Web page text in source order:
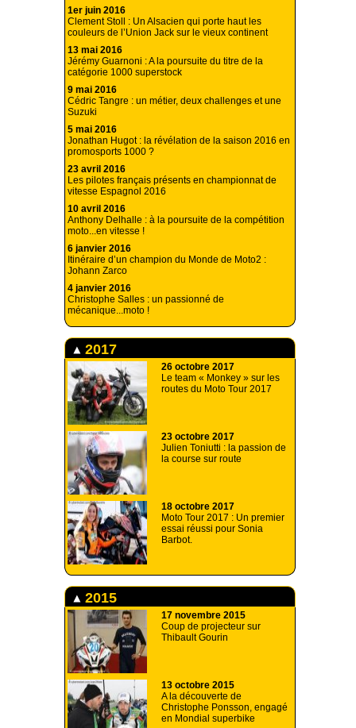
1er juin 2016
Clement Stoll : Un Alsacien qui porte haut les
couleurs de l’Union Jack sur le vieux continent
13 mai 2016
Jérémy Guarnoni : A la poursuite du titre de la
catégorie 1000 superstock
9 mai 2016
Cédric Tangre : un métier, deux challenges et une
Suzuki
5 mai 2016
Jonathan Hugot : la révélation de la saison 2016 en
promosports 1000 ?
23 avril 2016
Les pilotes français présents en championnat de
vitesse Espagnol 2016
10 avril 2016
Anthony Delhalle : à la poursuite de la compétition
moto...en vitesse !
6 janvier 2016
Itinéraire d’un champion du Monde de Moto2 :
Johann Zarco
4 janvier 2016
Christophe Salles : un passionné de
mécanique...moto !
2017
26 octobre 2017
Le team « Monkey » sur les
routes du Moto Tour 2017
23 octobre 2017
Julien Toniutti : la passion de
la course sur route
18 octobre 2017
Moto Tour 2017 : Un premier
essai réussi pour Sonia
Barbot.
2015
17 novembre 2015
Coup de projecteur sur
Thibault Gourin
13 octobre 2015
A la découverte de
Christophe Ponsson, engagé
en Mondial superbike